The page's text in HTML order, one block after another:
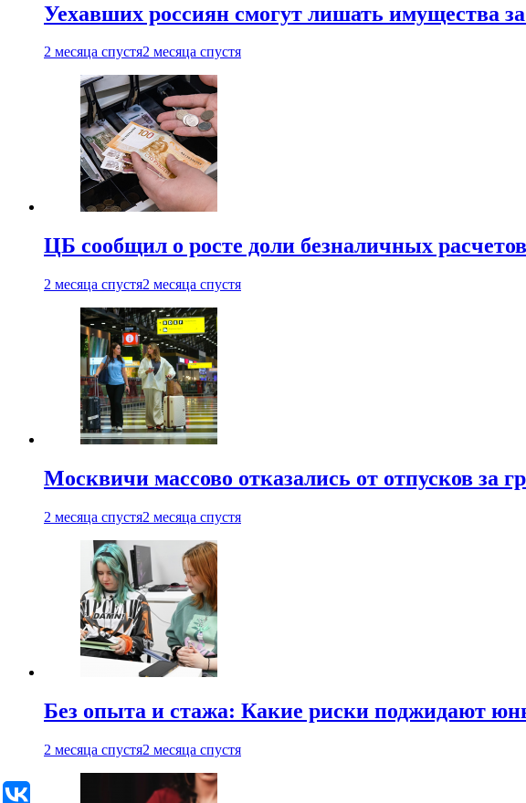
Уехавших россиян смогут лишать имущества
2 месяца спустя2 месяца спустя
ЦБ сообщил о росте доли безналичных
2 месяца спустя2 месяца спустя
Москвичи массово отказались от отпусков за
2 месяца спустя2 месяца спустя
Без опыта и стажа: Какие риски поджидают
2 месяца спустя2 месяца спустя